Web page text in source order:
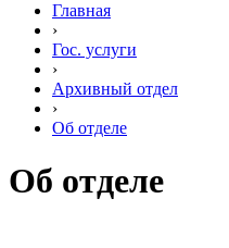
Главная
›
Гос. услуги
›
Архивный отдел
›
Об отделе
Об отделе